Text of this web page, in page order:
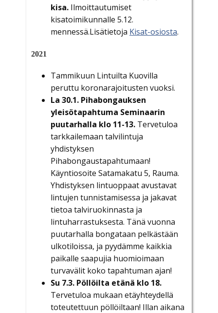
kisa. Ilmoittautumiset
kisatoimikunnalle 5.12.
mennessä.Lisätietoja Kisat-osiosta.
2021
Tammikuun Lintuilta Kuovilla
peruttu koronarajoitusten vuoksi.
La 30.1. Pihabongauksen
yleisötapahtuma Seminaarin
puutarhalla klo 11-13. Tervetuloa
tarkkailemaan talvilintuja
yhdistyksen
Pihabongaustapahtumaan!
Käyntiosoite Satamakatu 5, Rauma.
Yhdistyksen lintuoppaat avustavat
lintujen tunnistamisessa ja jakavat
tietoa talviruokinnasta ja
lintuharrastuksesta. Tänä vuonna
puutarhalla bongataan pelkästään
ulkotiloissa, ja pyydämme kaikkia
paikalle saapujia huomioimaan
turvavälit koko tapahtuman ajan!
Su 7.3. Pöllöilta etänä klo 18.
Tervetuloa mukaan etäyhteydellä
toteutettuun pöllöiltaan! Illan aikana